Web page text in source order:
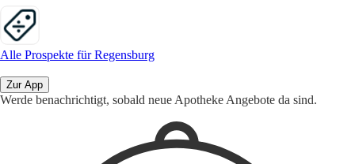
Alle Prospekte für Regensburg
Zur App
Werde benachrichtigt, sobald neue Apotheke Angebote da sind.